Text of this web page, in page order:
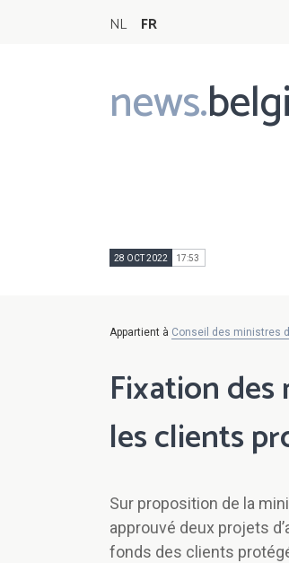
NL FR
news.
Main
navigation
28 OCT 2022 17:53
Appartient à Conseil des ministres
Fixation
les clients
Sur proposition de la
approuvé deux projets
fonds des clients